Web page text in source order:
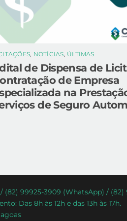
, NOTÍCIAS, ÚLTIMAS
de Dispensa de
de Empresa
na
de Seguro
(82) 99925-3909 (WhatsApp) / (82)
Das 8h às 12h e das 13h às 17h.